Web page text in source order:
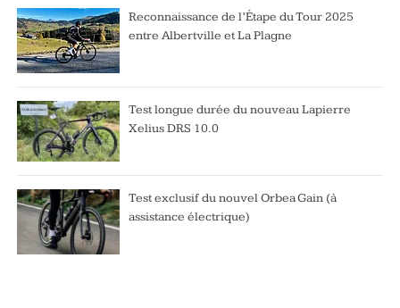
Reconnaissance de l’Étape du Tour 2025
entre Albertville et La Plagne
Test longue durée du nouveau Lapierre
Xelius DRS 10.0
Test exclusif du nouvel Orbea Gain (à
assistance électrique)